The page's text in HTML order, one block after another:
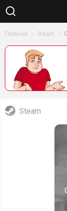
Главная Steam
Steam